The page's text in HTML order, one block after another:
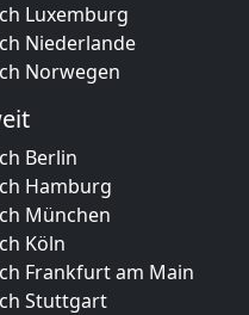
Luxemburg
Niederlande
Norwegen
Berlin
Hamburg
München
Köln
Frankfurt am Main
Stuttgart